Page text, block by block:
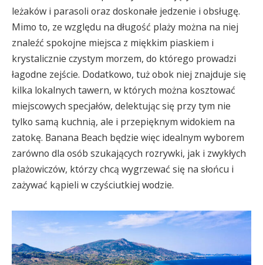
leżaków i parasoli oraz doskonałe jedzenie i obsługę.
Mimo to, ze względu na długość plaży można na niej
znaleźć spokojne miejsca z miękkim piaskiem i
krystalicznie czystym morzem, do którego prowadzi
łagodne zejście. Dodatkowo, tuż obok niej znajduje się
kilka lokalnych tawern, w których można kosztować
miejscowych specjałów, delektując się przy tym nie
tylko samą kuchnią, ale i przepięknym widokiem na
zatokę. Banana Beach będzie więc idealnym wyborem
zarówno dla osób szukających rozrywki, jak i zwykłych
plażowiczów, którzy chcą wygrzewać się na słońcu i
zażywać kąpieli w czyściutkiej wodzie.